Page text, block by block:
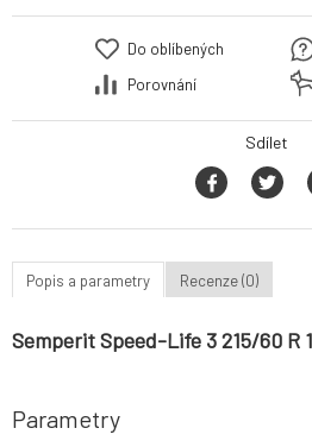
Do oblíbených
Porovnání
Sdílet
Popis a parametry Recenze (0)
Semperit Speed-Life 3 215/60 R
Parametry